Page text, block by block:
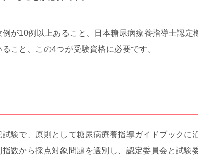
が10例以上あること、日本糖尿病療養指導士認定
こと、この4つが受験資格に必要です。
験で、原則として糖尿病療養指導ガイドブックに
数から採点対象問題を選別し、認定委員会と試験